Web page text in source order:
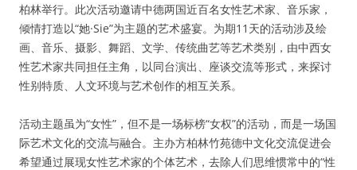
柏林举行。此次活动邀请中德两国近百名女性艺术家、音乐家，
倾情打造以“她·Sie”为主题的艺术盛宴。为期11天的活动涉及绘
画、音乐、摄影、舞蹈、文学、传统曲艺等艺术类别，由中西女
性艺术家共同担任主角，以同台演出、座谈交流等形式，来探讨
性别特质、人文环境与艺术创作的相互关系。
活动主题虽为“女性”，但不是一场标榜“女权”的活动，而是一场国
际艺术文化的交流与融合。主办方柏林竹苑德中文化交流促进会
希望通过展现女性艺术家的个体艺术，去除人们思维惯常中的“性